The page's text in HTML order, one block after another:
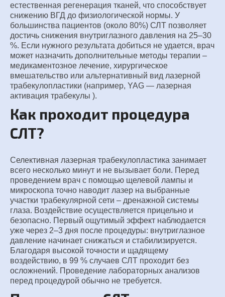
естественная регенерация тканей, что способствует
снижению ВГД до физиологической нормы. У
большинства пациентов (около 80%) СЛТ позволяет
достичь снижения внутриглазного давления на 25–30
%. Если нужного результата добиться не удается, врач
может назначить дополнительные методы терапии –
медикаментозное лечение, хирургическое
вмешательство или альтернативный вид лазерной
трабекулопластики (например, YAG — лазерная
активация трабекулы ).
Как проходит процедура
СЛТ?
Селективная лазерная трабекулопластика занимает
всего несколько минут и не вызывает боли. Перед
проведением врач с помощью щелевой лампы и
микроскопа точно наводит лазер на выбранные
участки трабекулярной сети – дренажной системы
глаза. Воздействие осуществляется прицельно и
безопасно. Первый ощутимый эффект наблюдается
уже через 2–3 дня после процедуры: внутриглазное
давление начинает снижаться и стабилизируется.
Благодаря высокой точности и щадящему
воздействию, в 99 % случаев СЛТ проходит без
осложнений. Проведение лабораторных анализов
перед процедурой обычно не требуется.